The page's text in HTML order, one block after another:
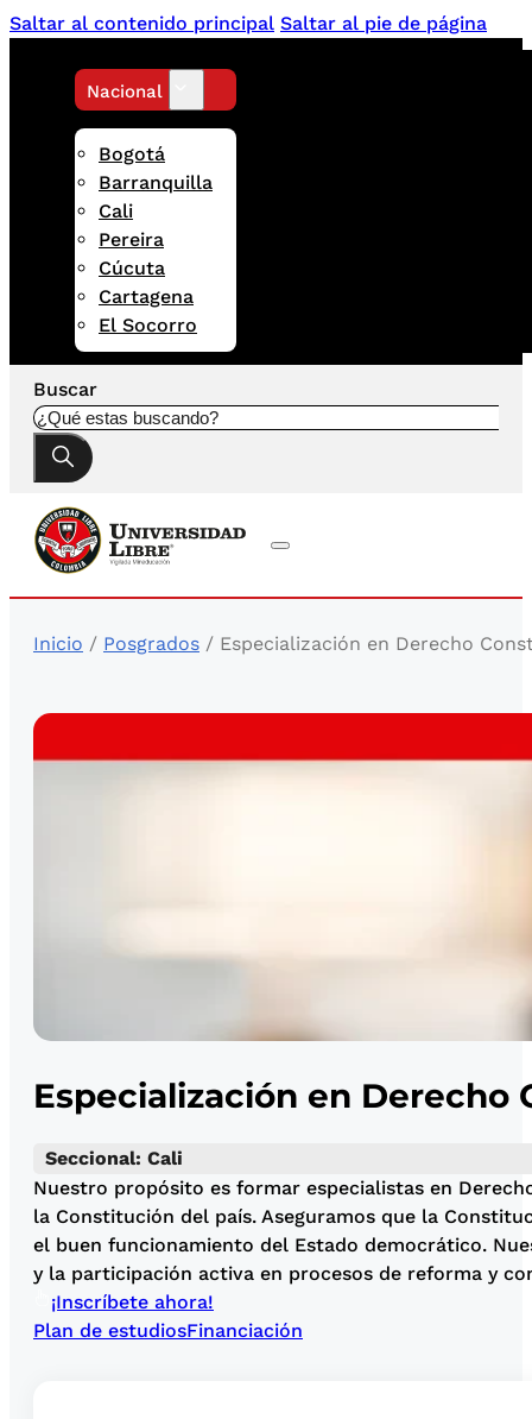
Saltar al contenido principal Saltar al pie de página
Nacional
Bogotá
Barranquilla
Cali
Pereira
Cúcuta
Cartagena
El Socorro
Buscar
Inicio / Posgrados / Especialización en Derecho
Especialización en Derecho
Seccional: Cali
Nuestro propósito es formar especialistas en
la Constitución del país. Aseguramos que la
el buen funcionamiento del Estado democrático.
y la participación activa en procesos de reforma y
¡Inscríbete ahora!
Plan de estudiosFinanciación